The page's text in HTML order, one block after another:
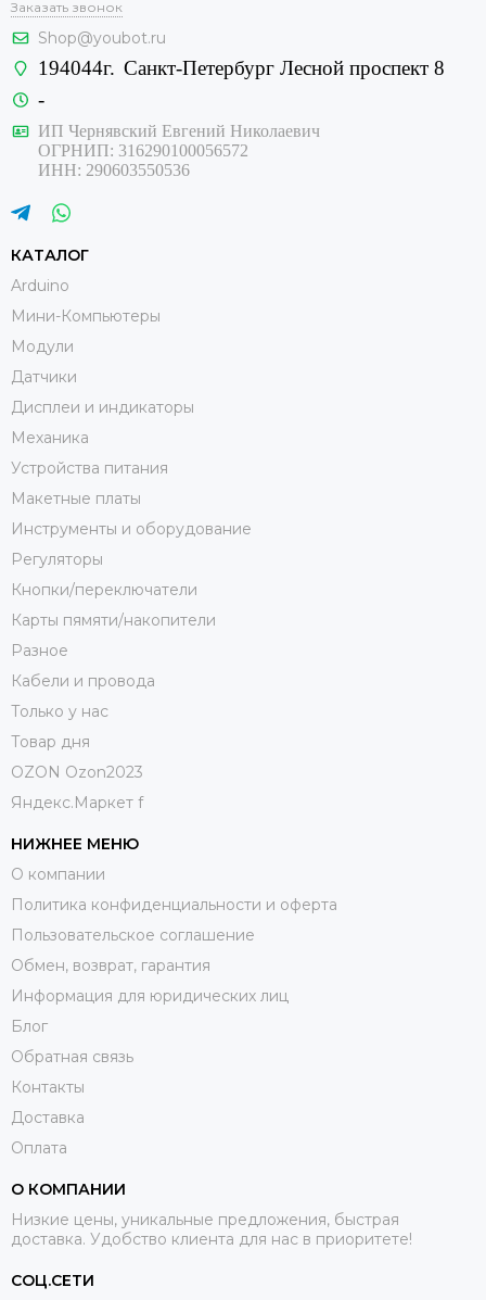
Заказать звонок
Shop@youbot.ru
194044г. Санкт-Петербург Лесной проспект 8
-
ИП Чернявский Евгений Николаевич
ОГРНИП: 316290100056572
ИНН: 290603550536
КАТАЛОГ
Arduino
Мини-Компьютеры
Модули
Датчики
Дисплеи и индикаторы
Механика
Устройства питания
Макетные платы
Инструменты и оборудование
Регуляторы
Кнопки/переключатели
Карты пямяти/накопители
Разное
Кабели и провода
Только у нас
Товар дня
OZON Ozon2023
Яндекс.Маркет f
НИЖНЕЕ МЕНЮ
О компании
Политика конфиденциальности и оферта
Пользовательское соглашение
Обмен, возврат, гарантия
Информация для юридических лиц
Блог
Обратная связь
Контакты
Доставка
Оплата
О КОМПАНИИ
Низкие цены, уникальные предложения, быстрая
доставка. Удобство клиента для нас в приоритете!
СОЦ.СЕТИ